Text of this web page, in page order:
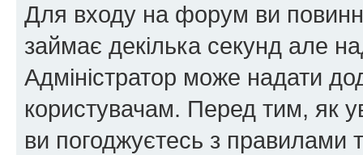
Для входу на форум ви
займає декілька секунд але
Адміністратор може надати
користувачам. Перед тим, як
ви погоджуєтесь з правилами